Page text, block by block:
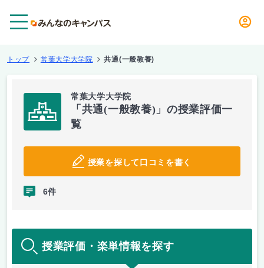
トップ 常葉大学大学院 共通(一般教養)
常葉大学大学院
「共通(一般教養)」の授業評価一
覧
授業を探して口コミを書く
6件
授業評価・楽単情報を探す